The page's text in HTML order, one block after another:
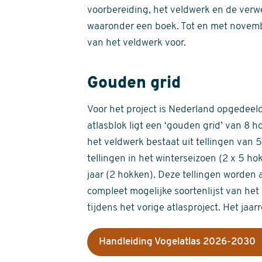
voorbereiding, het veldwerk en de
waaronder een boek. Tot en met
van het veldwerk voor.
Gouden grid
Voor het project is Nederland
atlasblok ligt een ‘gouden grid’ van 8
het veldwerk bestaat uit tellingen van
tellingen in het winterseizoen (2 x 5
jaar (2 hokken). Deze tellingen
compleet mogelijke soortenlijst van
tijdens het vorige atlasproject. Het
Handleiding Vogelatlas 2026-2030